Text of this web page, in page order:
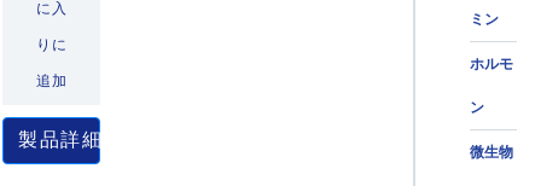
ミン
ホルモ
ン
微生物
に入
りに
追加
製品詳細